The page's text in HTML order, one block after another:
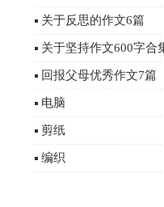
关于反思的作文6篇
关于坚持作文600字合
6篇回报父母优秀作文7篇
电脑
剪纸
编织